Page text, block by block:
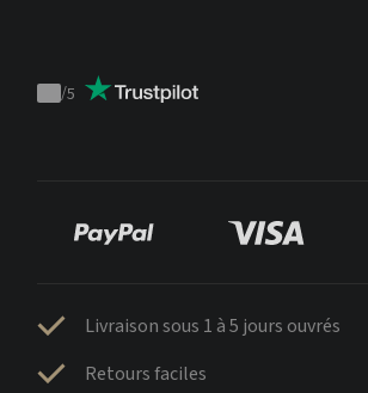
Trustpilot
/5
Livraison sous 1 à 5 jours ouvrés
Retours faciles